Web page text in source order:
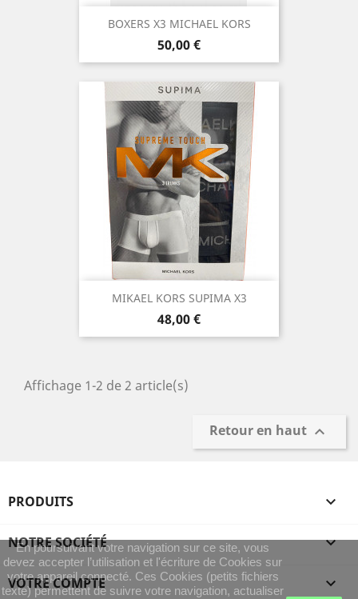
BOXERS X3 MICHAEL KORS
Prix
50,00 €
MIKAEL KORS SUPIMA X3
Prix
48,00 €
Affichage 1-2 de 2 article(s)
Retour en haut 
PRODUITS 
NOTRE SOCIÉTÉ 
VOTRE COMPTE 
En poursuivant votre navigation sur ce site, vous
devez accepter l’utilisation et l'écriture de Cookies sur
votre appareil connecté. Ces Cookies (petits fichiers
texte) permettent de suivre votre navigation, actualiser